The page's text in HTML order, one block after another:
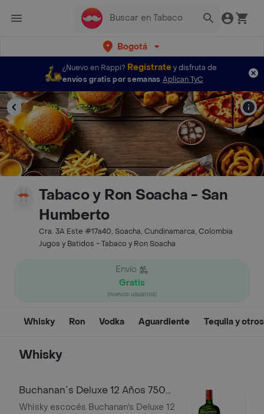
Bogotá
¿Nuevo en Rappi? Regístratey disfruta de
envíos gratis por semanas Aplican TyC
Tabaco y Ron Soacha - San
Humberto
Cra. 3A Este #17a40, Soacha, Cundinamarca, Colombia
Jugos y Batidos - Tabaco y Ron Soacha
Envío
Gratis
(nuevos usuarios)
Whisky Ron Vodka Aguardiente Tequila y otros
Whisky
Buchanan´s Deluxe 12 Años 750
ml
Whisky escocés Buchanan's Deluxe 12